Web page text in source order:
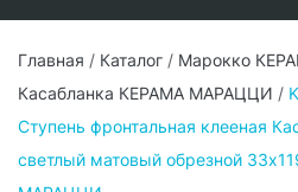
Главная / Каталог / Марокко
Касабланка КЕРАМА МАРАЦЦИ /
Ступень фронтальная клееная
светлый матовый обрезной